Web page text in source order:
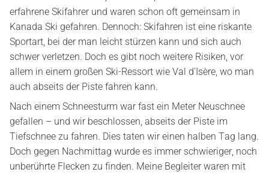
erfahrene Skifahrer und waren schon oft gemeinsam in
Kanada Ski gefahren. Dennoch: Skifahren ist eine riskante
Sportart, bei der man leicht stürzen kann und sich auch
schwer verletzen. Doch es gibt noch weitere Risiken, vor
allem in einem großen Ski-Ressort wie Val d’Isère, wo man
auch abseits der Piste fahren kann.
Nach einem Schneesturm war fast ein Meter Neuschnee
gefallen – und wir beschlossen, abseits der Piste im
Tiefschnee zu fahren. Dies taten wir einen halben Tag lang.
Doch gegen Nachmittag wurde es immer schwieriger, noch
unberührte Flecken zu finden. Meine Begleiter waren mit